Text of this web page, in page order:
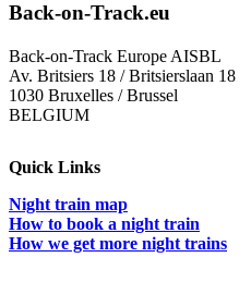
Back-on-Track.eu
Back-on-Track Europe AISBL
Av. Britsiers 18 / Britsierslaan 18
1030 Bruxelles / Brussel
BELGIUM
Quick Links
Night train map
How to book a night train
How we get more night trains